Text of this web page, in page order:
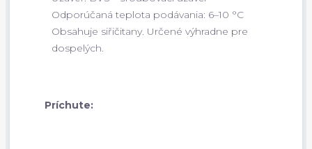
Odporúčaná teplota podávania: 6–10 °C
Obsahuje siřičitany. Určené výhradne pre
dospelých.
Príchute: